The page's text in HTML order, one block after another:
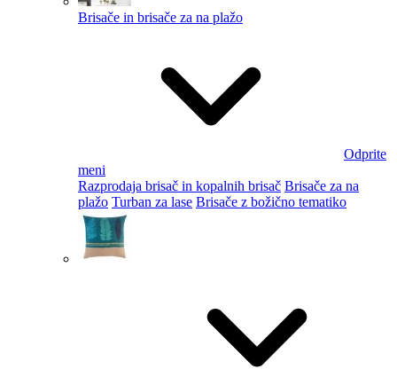
Brisače in brisače za na plažo
Odprite
meni
Razprodaja brisač in kopalnih brisač Brisače za na
plažo Turban za lase Brisače z božično tematiko